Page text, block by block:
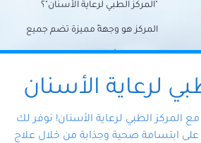
"المركز الطبي لرعاية الأسنان"؟
المركز هو وجهةً مميزة تضم جميع
احتياجات الأسنان تحت سقف واحد،
وتضمن لك حلاً شاملًا لجميع
المتخصص ذوي الخبرة، ستجد نفسك
لرعاية الأسنان
المركز الطبي لرعاية الأسنان! نوفر لك
ابتسامة صحية وجذابة من خلال علاج